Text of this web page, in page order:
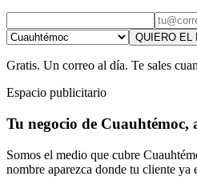
QUIERO EL
Gratis. Un correo al día. Te sales
Espacio publicitario
Tu negocio de Cuauhtémoc,
Somos el medio que cubre
nombre aparezca donde tu cliente ya